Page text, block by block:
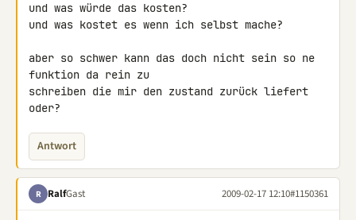
und was würde das kosten?
und was kostet es wenn ich selbst mache?
aber so schwer kann das doch nicht sein so ne
funktion da rein zu
schreiben die mir den zustand zurück liefert
oder?
Antwort
R RalfGast 2009-02-17 12:10#1150361